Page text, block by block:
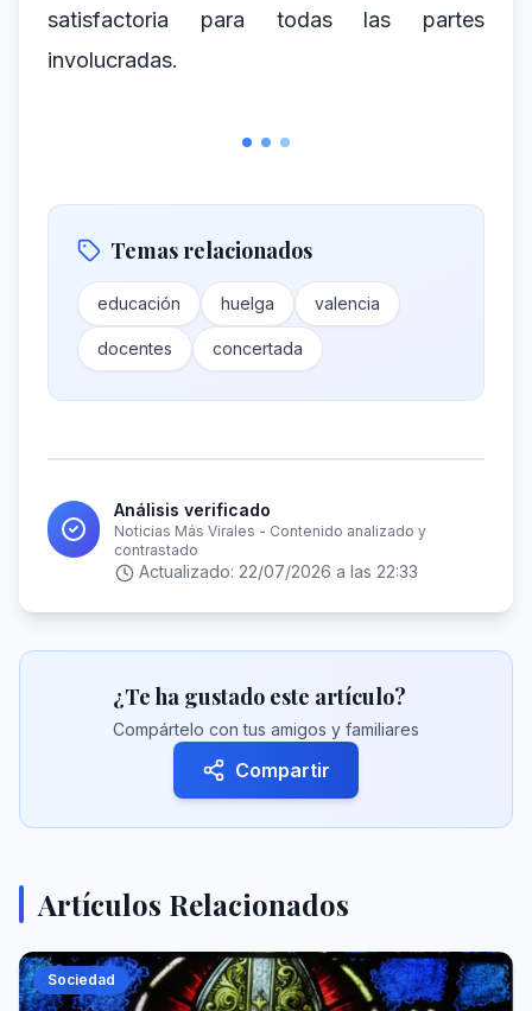
satisfactoria para todas las partes
involucradas.
Temas relacionados
educación huelga valencia
docentes concertada
Análisis verificado
Noticias Más Virales - Contenido analizado y
contrastado
Actualizado: 22/07/2026 a las 22:33
¿Te ha gustado este artículo?
Compártelo con tus amigos y familiares
Compartir
Artículos Relacionados
Sociedad